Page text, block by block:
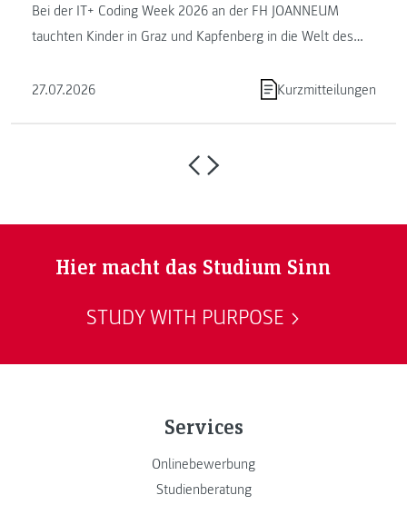
Bei der IT+ Coding Week 2026 an der FH JOANNEUM
tauchten Kinder in Graz und Kapfenberg in die Welt des
27.07.2026
Kurzmitteilungen
Hier macht das Studium Sinn
STUDY WITH PURPOSE
Services
Onlinebewerbung
Studienberatung